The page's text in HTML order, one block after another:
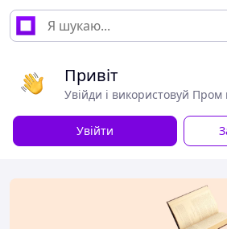
Привіт
Увійди і використовуй Пром
Увійти